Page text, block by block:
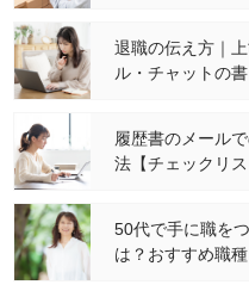
退職の伝え方｜
ル・チャットの
履歴書のメール
法【チェックリス
50代で手に職を
は？おすすめ職